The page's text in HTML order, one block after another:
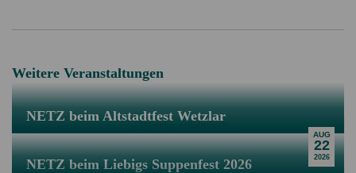
Weitere Veranstaltungen
AUG
22
2026
NETZ beim Altstadtfest Wetzlar
NETZ beim Liebigs Suppenfest 2026